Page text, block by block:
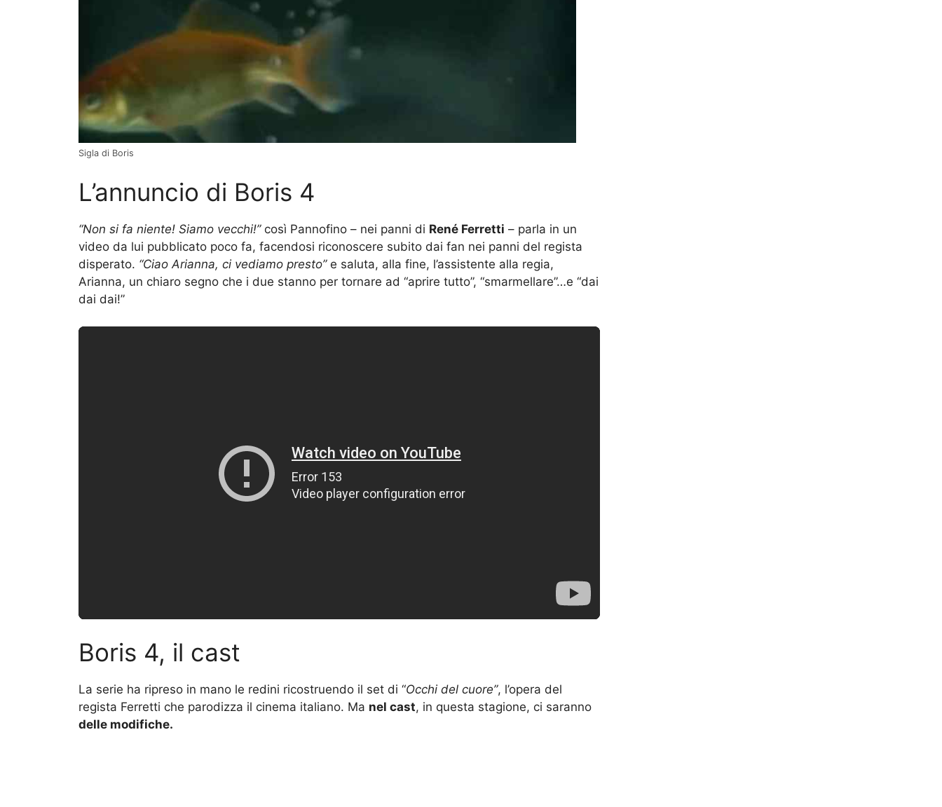
Sigla di Boris
L’annuncio di Boris 4
“Non si fa niente! Siamo vecchi!”così Pannofino – nei panni di René Ferretti – parla in un
video da lui pubblicato poco fa, facendosi riconoscere subito dai fan nei panni del regista
disperato. “Ciao Arianna, ci vediamo presto”e saluta, alla fine, l’assistente alla regia,
Arianna, un chiaro segno che i due stanno per tornare ad “aprire tutto”, “smarmellare”…e “dai
dai dai!”
Boris 4, il cast
La serie ha ripreso in mano le redini ricostruendo il set di “Occhi del cuore”, l’opera del
regista Ferretti che parodizza il cinema italiano. Ma nel cast, in questa stagione, ci saranno
delle modifiche.